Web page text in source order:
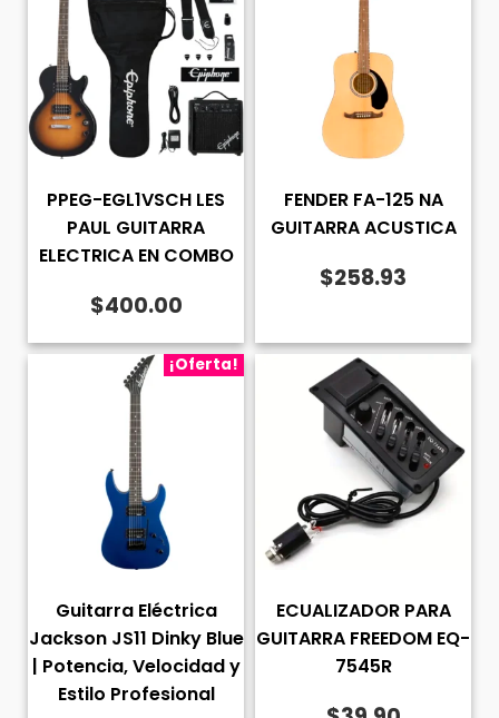
PPEG-EGL1VSCH LES
PAUL GUITARRA
ELECTRICA EN COMBO
$400.00
FENDER FA-125 NA
GUITARRA ACUSTICA
$258.93
¡Oferta!
Guitarra Eléctrica
Jackson JS11 Dinky Blue
| Potencia, Velocidad y
Estilo Profesional
ECUALIZADOR PARA
GUITARRA FREEDOM EQ-
7545R